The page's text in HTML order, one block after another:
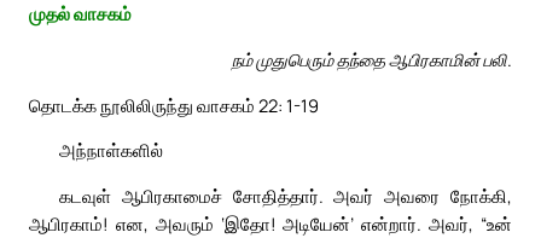
முதல் வாசகம்
நம் முதுபெரும் தந்தை ஆபிரகாமின் பலி.
தொடக்க நூலிலிருந்து வாசகம் 22: 1-19
அந்நாள்களில்
கடவுள் ஆபிரகாமைச் சோதித்தார். அவர் அவரை நோக்கி,
ஆபிரகாம்! என, அவரும் ‘இதோ! அடியேன்’ என்றார். அவர், “உன்